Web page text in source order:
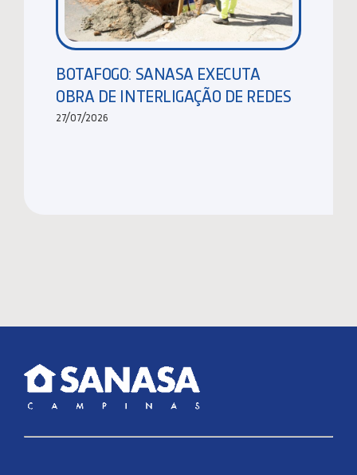
BOTAFOGO: SANASA EXECUTA
OBRA DE INTERLIGAÇÃO DE REDES
27/07/2026